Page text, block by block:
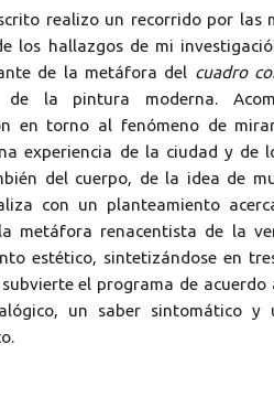
realizo un recorrido por las
los hallazgos de mi
de la metáfora del cuadro
de la pintura moderna.
en torno al fenómeno de
experiencia de la ciudad y de
del cuerpo, de la idea de
con un planteamiento
metáfora renacentista de la
estético, sintetizándose en
el programa de
un saber sintomático y